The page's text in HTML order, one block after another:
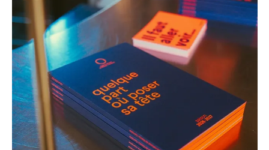
Your visit
Visites guidées
Carpooling
Accessibility
Privatisation